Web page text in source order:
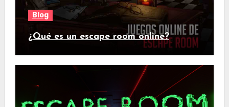
Blog
¿Qué es un escape room online?